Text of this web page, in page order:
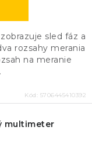
sled fáz a
rozsahy merania
na meranie
Kód: 5706445410392
multimeter